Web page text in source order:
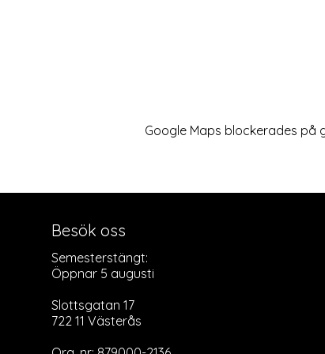
Google Maps blockerades på
Besök oss
Semesterstängt:
Öppnar 5 augusti
Slottsgatan 17
722 11 Västerås